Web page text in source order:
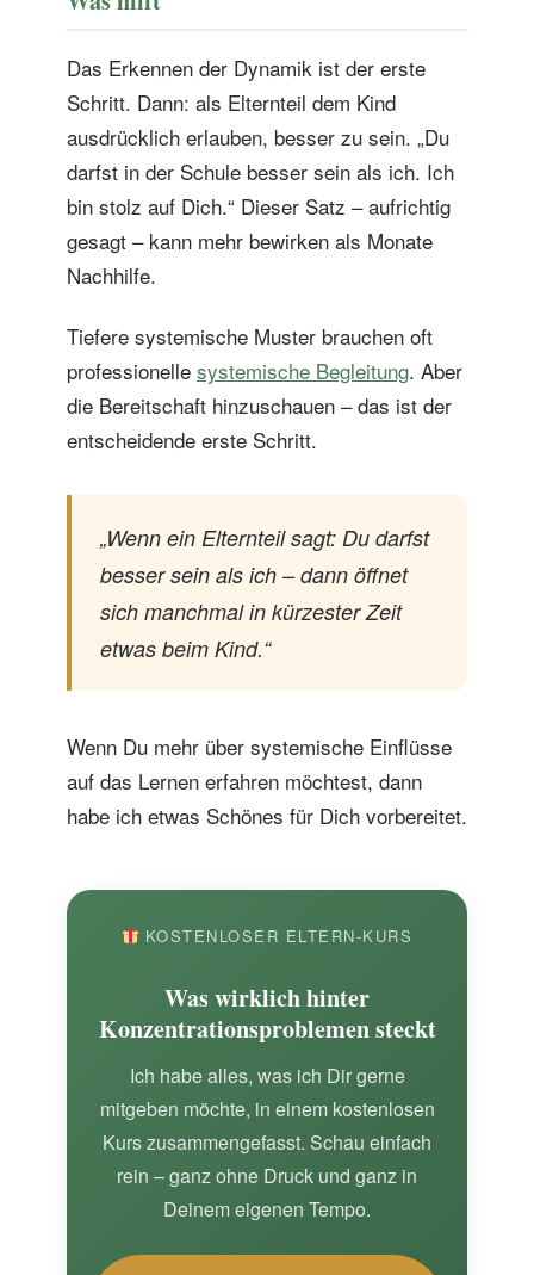
Das Erkennen der Dynamik ist der erste
Schritt. Dann: als Elternteil dem Kind
ausdrücklich erlauben, besser zu sein. „Du
darfst in der Schule besser sein als ich. Ich
bin stolz auf Dich.“ Dieser Satz – aufrichtig
gesagt – kann mehr bewirken als Monate
Nachhilfe.
Tiefere systemische Muster brauchen oft
professionelle systemische Begleitung. Aber
die Bereitschaft hinzuschauen – das ist der
entscheidende erste Schritt.
„Wenn ein Elternteil sagt: Du darfst
besser sein als ich – dann öffnet
sich manchmal in kürzester Zeit
etwas beim Kind.“
Wenn Du mehr über systemische Einflüsse
auf das Lernen erfahren möchtest, dann
habe ich etwas Schönes für Dich vorbereitet.
KOSTENLOSER ELTERN-KURS
Was wirklich hinter
Konzentrationsproblemen steckt
Ich habe alles, was ich Dir gerne
mitgeben möchte, in einem kostenlosen
Kurs zusammengefasst. Schau einfach
rein – ganz ohne Druck und ganz in
Deinem eigenen Tempo.